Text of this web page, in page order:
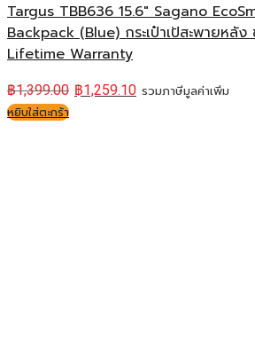
Targus TBB636 15.6″ Sagano
Backpack (Blue) กระเป๋าเป้สะพายหลั
Lifetime Warranty
฿1,399.00 ฿1,259.10 รวมภาษีมูลค่าเพิ่ม
หยิบใส่ตะกร้า